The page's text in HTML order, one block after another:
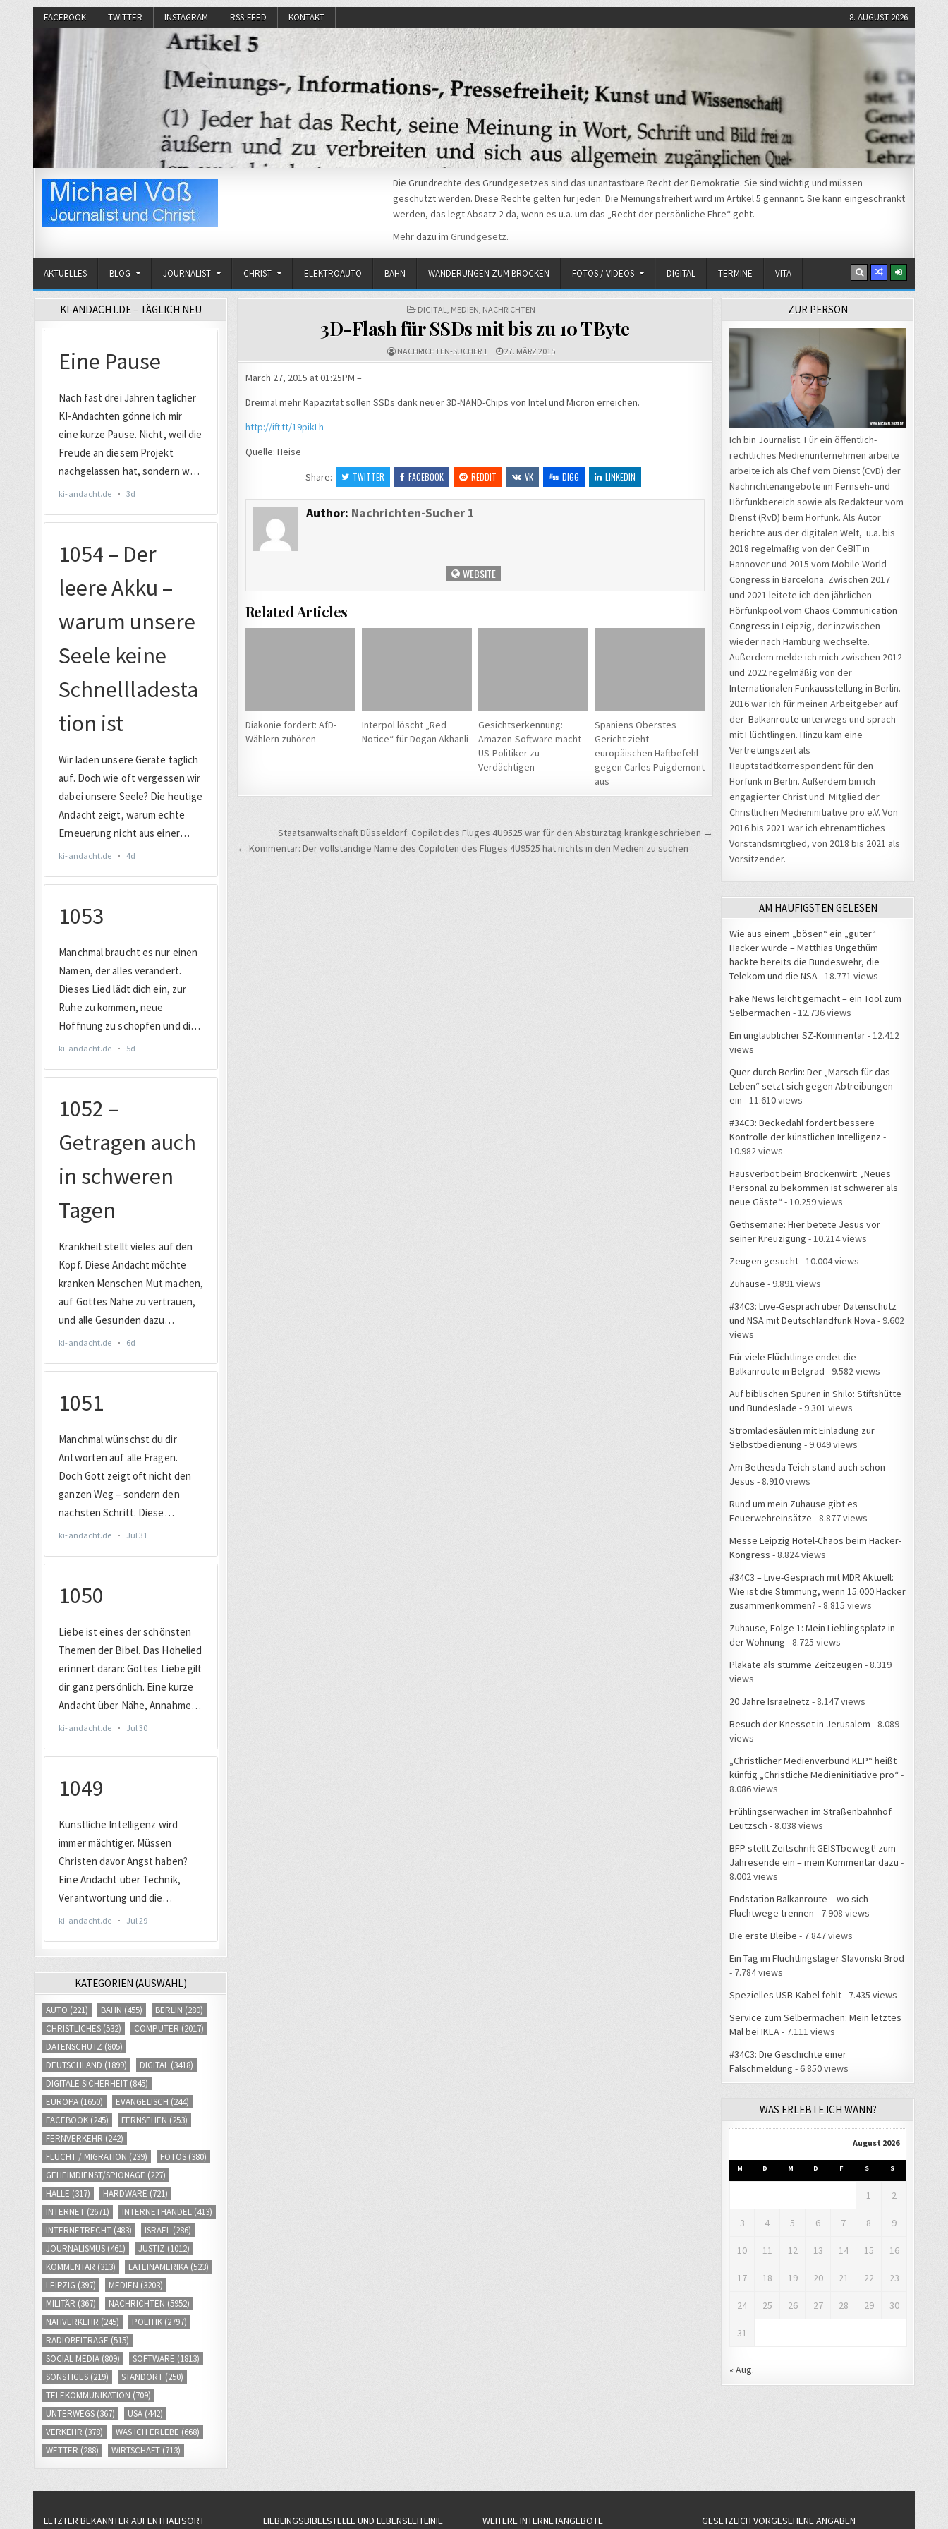
FACEBOOK TWITTER INSTAGRAM RSS-FEED KONTAKT 8. AUGUST 2026
Die Grundrechte des Grundgesetzes sind das unantastbare Recht der Demokratie. Sie sind wichtig und müssen
geschützt werden. Diese Rechte gelten für jeden. Die Meinungsfreiheit wird im Artikel 5 gennannt. Sie kann eingeschränkt
werden, das legt Absatz 2 da, wenn es u.a. um das „Recht der persönliche Ehre“ geht.
Mehr dazu im Grundgesetz.
AKTUELLES BLOG JOURNALIST CHRIST ELEKTROAUTO BAHN WANDERUNGEN ZUM BROCKEN FOTOS / VIDEOS DIGITAL TERMINE VITA
POSTED
DIGITAL MEDIEN NACHRICHTEN
3D-Flash für SSDs mit bis zu 10 TByte
NACHRICHTEN-SUCHER 1 27. MÄRZ 2015
March 27, 2015 at 01:25PM –
Dreimal mehr Kapazität sollen SSDs dank neuer 3D-NAND-Chips von Intel und Micron erreichen.
http://ift.tt/19pikLh
Quelle: Heise
Share:
TWITTER FACEBOOK REDDIT VK DIGG LINKEDIN
Author: Nachrichten-Sucher 1
WEBSITE
Related Articles
Diakonie fordert: AfD-
Wählern zuhören
Interpol löscht „Red
Notice“ für Dogan Akhanli
Gesichtserkennung:
Amazon-Software macht
US-Politiker zu
Verdächtigen
Spaniens Oberstes
Gericht zieht
europäischen Haftbefehl
gegen Carles Puigdemont
aus
Beitragsnavigation
Staatsanwaltschaft Düsseldorf: Copilot des Fluges 4U9525 war für den Absturztag krankgeschrieben →
← Kommentar: Der vollständige Name des Copiloten des Fluges 4U9525 hat nichts in den Medien zu suchen
KI-ANDACHT.DE – TÄGLICH NEU
KATEGORIEN (AUSWAHL)
AUTO (221) BAHN (455) BERLIN (280)
CHRISTLICHES (532) COMPUTER (2017)
DATENSCHUTZ (805)
DEUTSCHLAND (1899) DIGITAL (3418)
DIGITALE SICHERHEIT (845)
EUROPA (1650) EVANGELISCH (244)
FACEBOOK (245) FERNSEHEN (253)
FERNVERKEHR (242)
FLUCHT / MIGRATION (239) FOTOS (380)
GEHEIMDIENST/SPIONAGE (227)
HALLE (317) HARDWARE (721)
INTERNET (2671) INTERNETHANDEL (413)
INTERNETRECHT (483) ISRAEL (286)
JOURNALISMUS (461) JUSTIZ (1012)
KOMMENTAR (313) LATEINAMERIKA (523)
LEIPZIG (397) MEDIEN (3203)
MILITÄR (367) NACHRICHTEN (5952)
NAHVERKEHR (245) POLITIK (2797)
RADIOBEITRÄGE (515)
SOCIAL MEDIA (809) SOFTWARE (1813)
SONSTIGES (219) STANDORT (250)
TELEKOMMUNIKATION (709)
UNTERWEGS (367) USA (442)
VERKEHR (378) WAS ICH ERLEBE (668)
WETTER (288) WIRTSCHAFT (713)
ZUR PERSON
Ich bin Journalist. Für ein öffentlich-
rechtliches Medienunternehmen arbeite
arbeite ich als Chef vom Dienst (CvD) der
Nachrichtenangebote im Fernseh- und
Hörfunkbereich sowie als Redakteur vom
Dienst (RvD) beim Hörfunk. Als Autor
berichte aus der digitalen Welt, u.a. bis
2018 regelmäßig von der CeBIT in
Hannover und 2015 vom Mobile World
Congress in Barcelona. Zwischen 2017
und 2021 leitete ich den jährlichen
Hörfunkpool vom Chaos Communication
Congress in Leipzig, der inzwischen
wieder nach Hamburg wechselte.
Außerdem melde ich mich zwischen 2012
und 2022 regelmäßig von der
Internationalen Funkausstellung in Berlin.
2016 war ich für meinen Arbeitgeber auf
der Balkanroute unterwegs und sprach
mit Flüchtlingen. Hinzu kam eine
Vertretungszeit als
Hauptstadtkorrespondent für den
Hörfunk in Berlin. Außerdem bin ich
engagierter Christ und Mitglied der
Christlichen Medieninitiative pro e.V. Von
2016 bis 2021 war ich ehrenamtliches
Vorstandsmitglied, von 2018 bis 2021 als
Vorsitzender.
AM HÄUFIGSTEN GELESEN
Wie aus einem „bösen“ ein „guter“
Hacker wurde – Matthias Ungethüm
hackte bereits die Bundeswehr, die
Telekom und die NSA - 18.771 views
Fake News leicht gemacht – ein Tool zum
Selbermachen - 12.736 views
Ein unglaublicher SZ-Kommentar- 12.412
views
Quer durch Berlin: Der „Marsch für das
Leben“ setzt sich gegen Abtreibungen
ein - 11.610 views
#34C3: Beckedahl fordert bessere
Kontrolle der künstlichen Intelligenz -
10.982 views
Hausverbot beim Brockenwirt: „Neues
Personal zu bekommen ist schwerer als
neue Gäste“ - 10.259 views
Gethsemane: Hier betete Jesus vor
seiner Kreuzigung - 10.214 views
Zeugen gesucht- 10.004 views
Zuhause - 9.891 views
#34C3: Live-Gespräch über Datenschutz
und NSA mit Deutschlandfunk Nova - 9.602
views
Für viele Flüchtlinge endet die
Balkanroute in Belgrad - 9.582 views
Auf biblischen Spuren in Shilo: Stiftshütte
und Bundeslade - 9.301 views
Stromladesäulen mit Einladung zur
Selbstbedienung - 9.049 views
Am Bethesda-Teich stand auch schon
Jesus - 8.910 views
Rund um mein Zuhause gibt es
Feuerwehreinsätze - 8.877 views
Messe Leipzig Hotel-Chaos beim Hacker-
Kongress - 8.824 views
#34C3 – Live-Gespräch mit MDR Aktuell:
Wie ist die Stimmung, wenn 15.000 Hacker
zusammenkommen? - 8.815 views
Zuhause, Folge 1: Mein Lieblingsplatz in
der Wohnung - 8.725 views
Plakate als stumme Zeitzeugen - 8.319
views
20 Jahre Israelnetz - 8.147 views
Besuch der Knesset in Jerusalem - 8.089
views
„Christlicher Medienverbund KEP“ heißt
künftig „Christliche Medieninitiative pro“ -
8.086 views
Frühlingserwachen im Straßenbahnhof
Leutzsch - 8.038 views
BFP stellt Zeitschrift GEISTbewegt! zum
Jahresende ein – mein Kommentar dazu -
8.002 views
Endstation Balkanroute – wo sich
Fluchtwege trennen - 7.908 views
Die erste Bleibe - 7.847 views
Ein Tag im Flüchtlingslager Slavonski Brod
- 7.784 views
Spezielles USB-Kabel fehlt- 7.435 views
Service zum Selbermachen: Mein letztes
Mal bei IKEA - 7.111 views
#34C3: Die Geschichte einer
Falschmeldung - 6.850 views
WAS ERLEBTE ICH WANN?
August 2026
M D M D F S S
1 2
3 4 5 6 7 8 9
10 11 12 13 14 15 16
17 18 19 20 21 22 23
24 25 26 27 28 29 30
31
« Aug.
LETZTER BEKANNTER AUFENTHALTSORT LIEBLINGSBIBELSTELLE UND LEBENSLEITLINIE WEITERE INTERNETANGEBOTE GESETZLICH VORGESEHENE ANGABEN